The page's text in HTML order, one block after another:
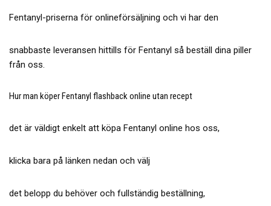
Fentanyl-priserna för onlineförsäljning och vi har den
snabbaste leveransen hittills för Fentanyl så beställ dina piller
från oss.
Hur man köper Fentanyl flashback online utan recept
det är väldigt enkelt att köpa Fentanyl online hos oss,
klicka bara på länken nedan och välj
det belopp du behöver och fullständig beställning,